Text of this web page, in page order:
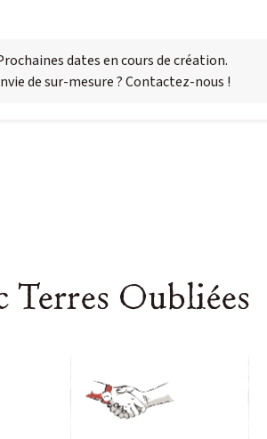
dates en cours de création.
de sur-mesure ? Contactez-nous !
Terres Oubliées